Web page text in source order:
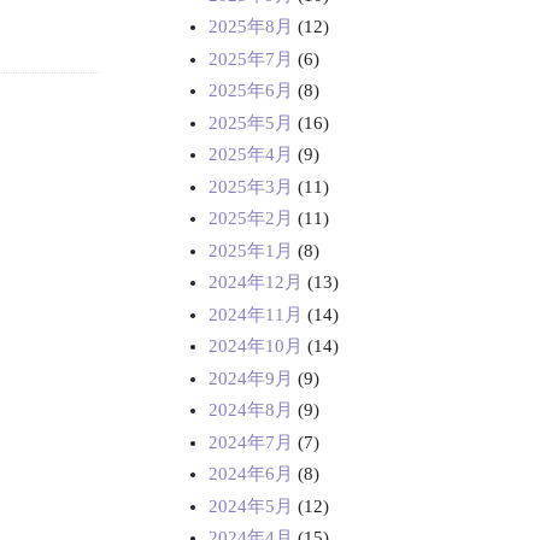
2025年8月 (12)
2025年7月 (6)
2025年6月 (8)
2025年5月 (16)
2025年4月 (9)
2025年3月 (11)
2025年2月 (11)
2025年1月 (8)
2024年12月 (13)
2024年11月 (14)
2024年10月 (14)
2024年9月 (9)
2024年8月 (9)
2024年7月 (7)
2024年6月 (8)
2024年5月 (12)